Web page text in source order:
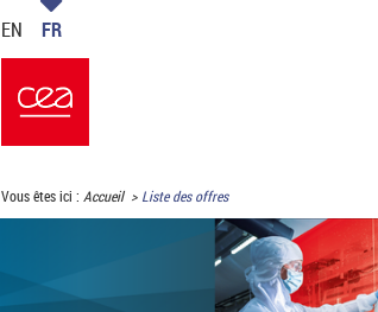
EN FR
Vous êtes ici : Accueil Liste des offres